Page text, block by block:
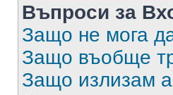
Въпроси за
Защо не мога
Защо въобще
Защо излизам